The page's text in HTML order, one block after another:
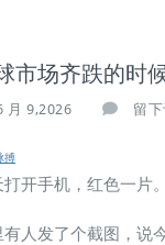
市场齐跌的时
月 9,2026 留
搏
打开手机，红色一片
有人发了个截图，说